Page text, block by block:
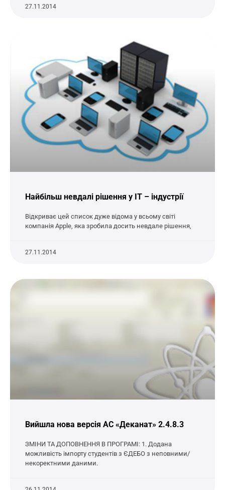
27.11.2014
Найбільш невдалі рішення у ІТ – індустрії
Відкриває цей список дуже відома у всьому світі
компанія Apple, яка зробила досить невдале рішення,
27.11.2014
Вийшла нова версія АС «Деканат» 2.4.8.3
ЗМІНИ ТА ДОПОВНЕННЯ В ПРОГРАМІ: 1. Додана
можливість імпорту студентів з ЄДЕБО з неповними/
некоректними даними.